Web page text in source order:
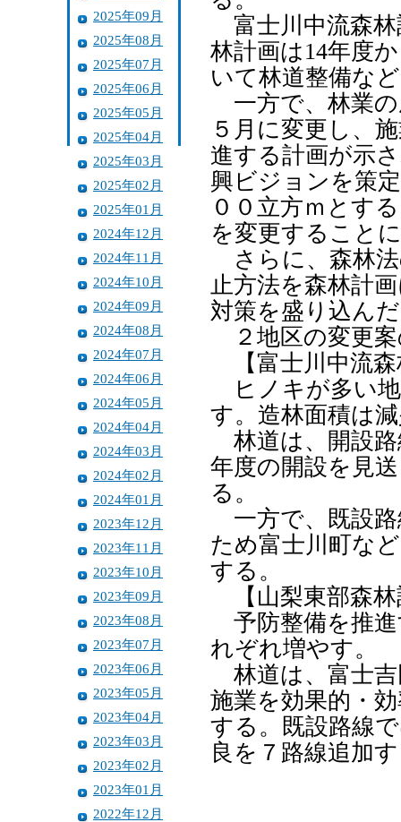
2025年09月
2025年08月
2025年07月
2025年06月
2025年05月
2025年04月
2025年03月
2025年02月
2025年01月
2024年12月
2024年11月
2024年10月
2024年09月
2024年08月
2024年07月
2024年06月
2024年05月
2024年04月
2024年03月
2024年02月
2024年01月
2023年12月
2023年11月
2023年10月
2023年09月
2023年08月
2023年07月
2023年06月
2023年05月
2023年04月
2023年03月
2023年02月
2023年01月
2022年12月
富士川中流森林
林計画は14年度
いて林道整備な
一方で、林業の
５月に変更し、
進する計画が示
興ビジョンを策
００立方ｍとす
を変更すること
さらに、森林法
止方法を森林計
対策を盛り込ん
２地区の変更
【富士川中流森
ヒノキが多い
す。造林面積は
林道は、開設路
年度の開設を見
る。
一方で、既設路
ため富士川町な
する。
【山梨東部森林
予防整備を推進
れぞれ増やす。
林道は、富士吉
施業を効果的・
する。既設路線
良を７路線追加